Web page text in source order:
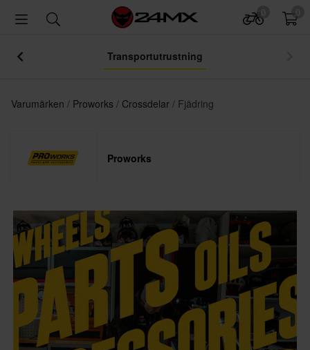
Transportutrustning
Varumärken Proworks Crossdelar Fjädring
Proworks